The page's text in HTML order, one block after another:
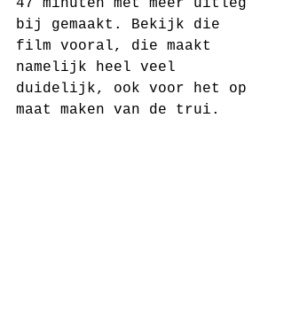
47 minuten met meer uitleg
bij gemaakt. Bekijk die
film vooral, die maakt
namelijk heel veel
duidelijk, ook voor het op
maat maken van de trui.